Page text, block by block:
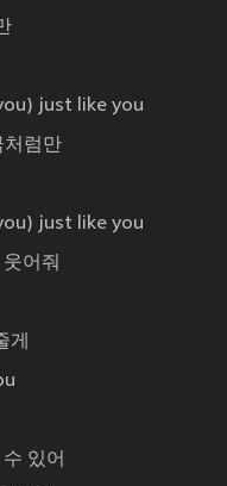
just like you
처럼만
just like you
어줘
게
있어